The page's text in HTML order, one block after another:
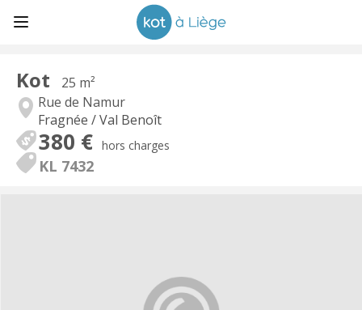
Kot
25 m²
Rue de Namur
Fragnée / Val Benoît
380 € hors charges
KL 7432